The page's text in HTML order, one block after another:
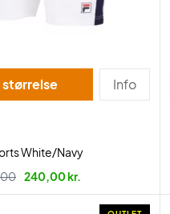
Vælg størrelse Info
White/Navy
240,00 kr.